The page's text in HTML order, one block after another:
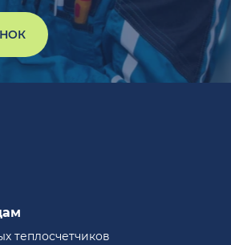
теплосчетчиков